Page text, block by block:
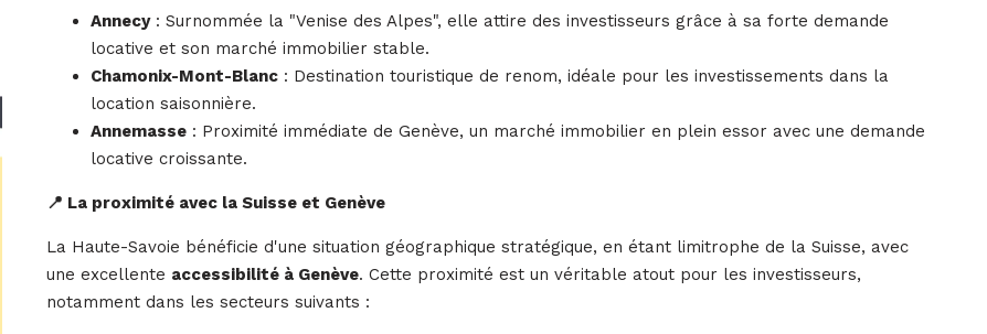
Annecy: Surnommée la "Venise des Alpes", elle attire des investisseurs grâce à sa forte demande
locative et son marché immobilier stable.
Chamonix-Mont-Blanc : Destination touristique de renom, idéale pour les investissements dans la
location saisonnière.
Annemasse : Proximité immédiate de Genève, un marché immobilier en plein essor avec une demande
locative croissante.
📍 La proximité avec la Suisse et Genève
La Haute-Savoie bénéficie d'une situation géographique stratégique, en étant limitrophe de la Suisse, avec
une excellente accessibilité à Genève. Cette proximité est un véritable atout pour les investisseurs,
notamment dans les secteurs suivants :